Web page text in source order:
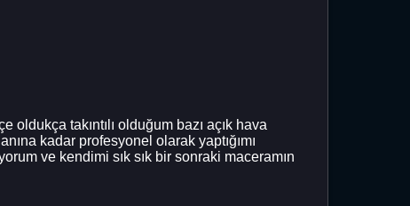
oldukça takıntılı olduğum bazı açık hava
kadar profesyonel olarak yaptığımı
ve kendimi sık sık bir sonraki maceramın